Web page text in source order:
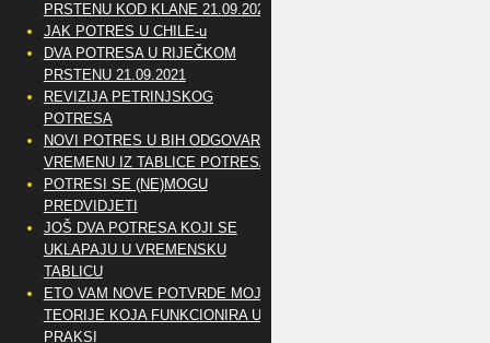
PRSTENU KOD KLANE 21.09.2021
JAK POTRES U CHILE-u
DVA POTRESA U RIJEČKOM
PRSTENU 21.09.2021
REVIZIJA PETRINJSKOG
POTRESA
NOVI POTRES U BIH ODGOVARA
VREMENU IZ TABLICE POTRESA
POTRESI SE (NE)MOGU
PREDVIDJETI
JOŠ DVA POTRESA KOJI SE
UKLAPAJU U VREMENSKU
TABLICU
ETO VAM NOVE POTVRDE MOJE
TEORIJE KOJA FUNKCIONIRA U
PRAKSI